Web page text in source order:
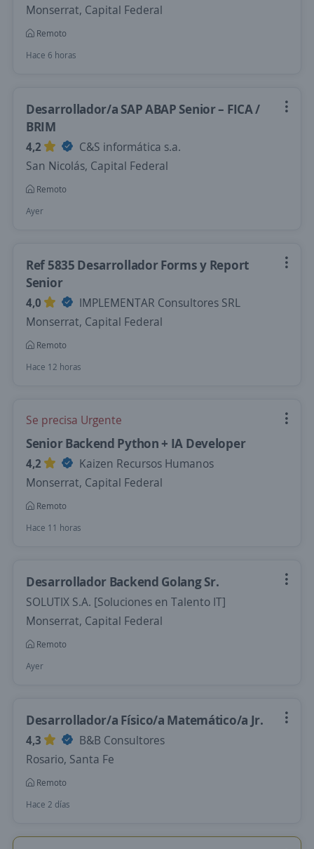
Monserrat, Capital Federal
Remoto
Hace 6 horas
Desarrollador/a SAP ABAP Senior – FICA /
BRIM
4,2
C&S informática s.a.
San Nicolás, Capital Federal
Remoto
Ayer
Ref 5835 Desarrollador Forms y Report
Senior
4,0
IMPLEMENTAR Consultores SRL
Monserrat, Capital Federal
Remoto
Hace 12 horas
Se precisa Urgente
Senior Backend Python + IA Developer
4,2
Kaizen Recursos Humanos
Monserrat, Capital Federal
Remoto
Hace 11 horas
Desarrollador Backend Golang Sr.
SOLUTIX S.A. [Soluciones en Talento IT]
Monserrat, Capital Federal
Remoto
Ayer
Desarrollador/a Físico/a Matemático/a Jr.
4,3
B&B Consultores
Rosario, Santa Fe
Remoto
Hace 2 días